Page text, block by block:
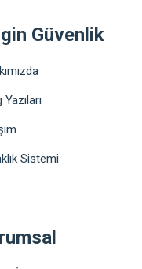
Güvenlik
Yazıları
Sistemi